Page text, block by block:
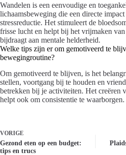
Wandelen is een eenvoudige en
lichaamsbeweging die een directe
stressreductie. Het stimuleert de
frisse lucht en helpt bij het vrijmaken
bijdraagt aan mentale helderheid.
Welke tips zijn er om gemotiveerd te
bewegingroutine?
Om gemotiveerd te blijven, is het
stellen, voortgang bij te houden en
betrekken bij je activiteiten. Het creëren
helpt ook om consistentie te waarborgen.
VORIGE
Gezond eten op een budget:
tips en trucs